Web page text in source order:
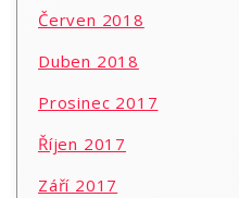
Červen 2018
Duben 2018
Prosinec 2017
Říjen 2017
Září 2017